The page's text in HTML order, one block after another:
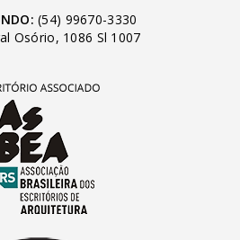
(54) 99670-3330
Osório, 1086 Sl 1007